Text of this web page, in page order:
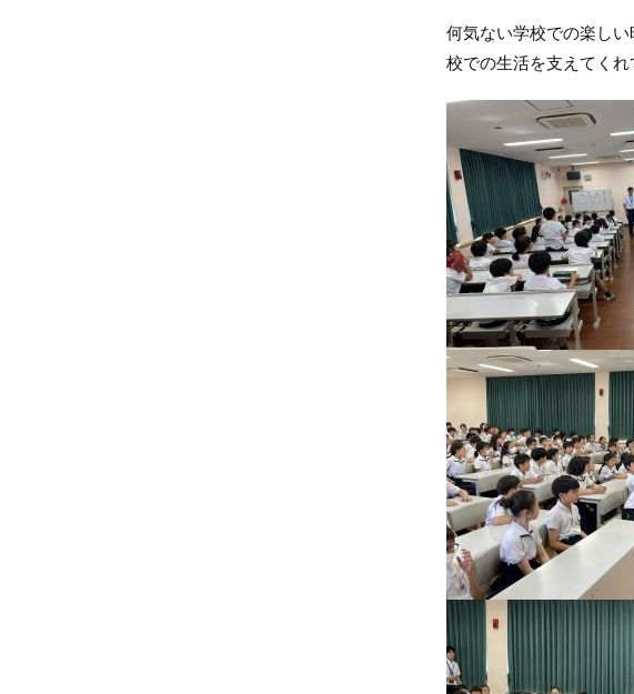
何気ない学校での楽し
校での生活を支えてくれ